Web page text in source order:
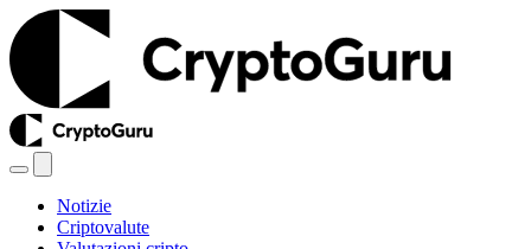
Notizie
Criptovalute